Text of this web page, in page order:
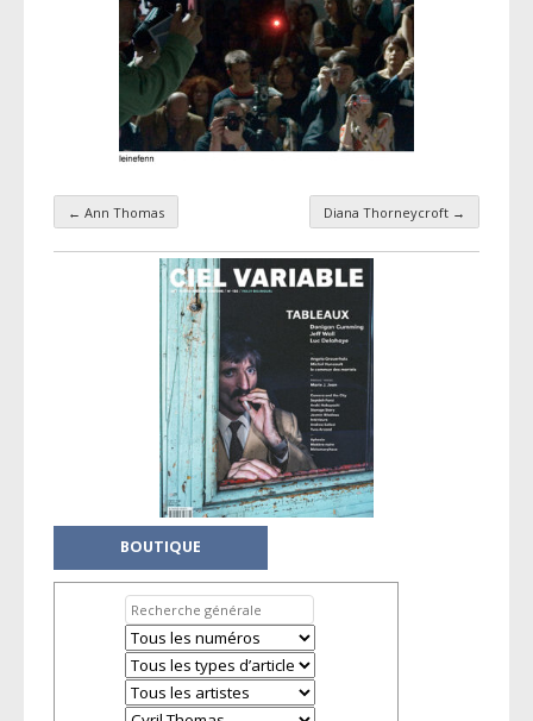
Navigation par taxonomie
← Ann Thomas Diana Thorneycroft →
BOUTIQUE